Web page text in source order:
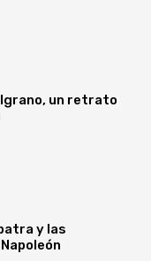
un retrato
y las